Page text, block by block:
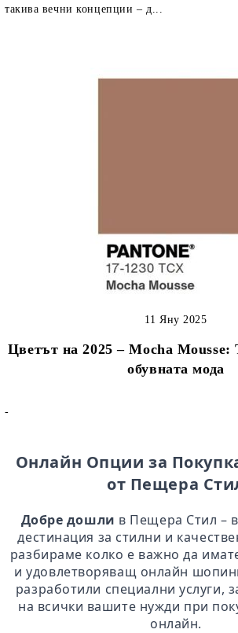
такива вечни концепции – д...
Цветът на 2025 – Mocha
обувната мода
11 Яну 2025
-
Онлайн Опции за
от Пещера
Добре дошли в Пещера Стил –
дестинация за стилни и
разбираме колко е важно да
и удовлетворяващ онлайн
разработили специални услуги,
на всички вашите нужди при
онлайн.